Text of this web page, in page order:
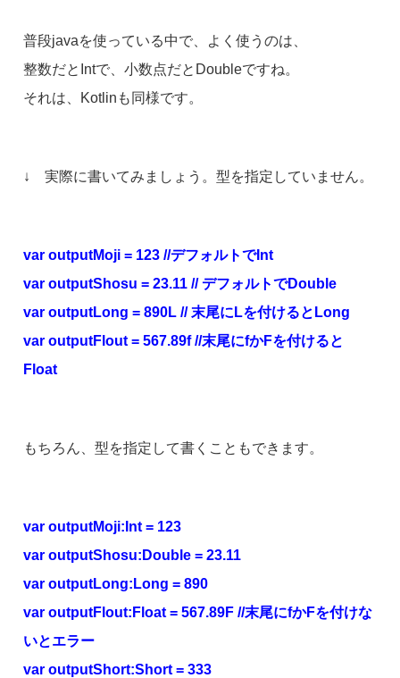
普段javaを使っている中で、よく使うのは、
整数だとIntで、小数点だとDoubleですね。
それは、Kotlinも同様です。
↓ 実際に書いてみましょう。型を指定していません。
var outputMoji = 123 //デフォルトでInt
var outputShosu = 23.11 // デフォルトでDouble
var outputLong = 890L // 末尾にLを付けるとLong
var outputFlout = 567.89f //末尾にfかFを付けると
Float
もちろん、型を指定して書くこともできます。
var outputMoji:Int = 123
var outputShosu:Double = 23.11
var outputLong:Long = 890
var outputFlout:Float = 567.89F //末尾にfかFを付けな
いとエラー
var outputShort:Short = 333